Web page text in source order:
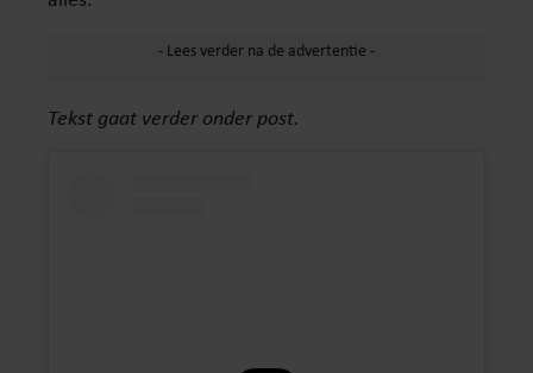
Tekst gaat verder onder post.